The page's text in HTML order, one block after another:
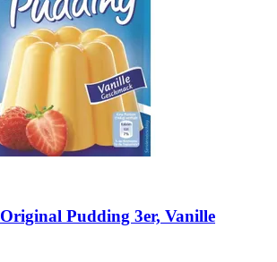
Original Pudding 3er, Vanille